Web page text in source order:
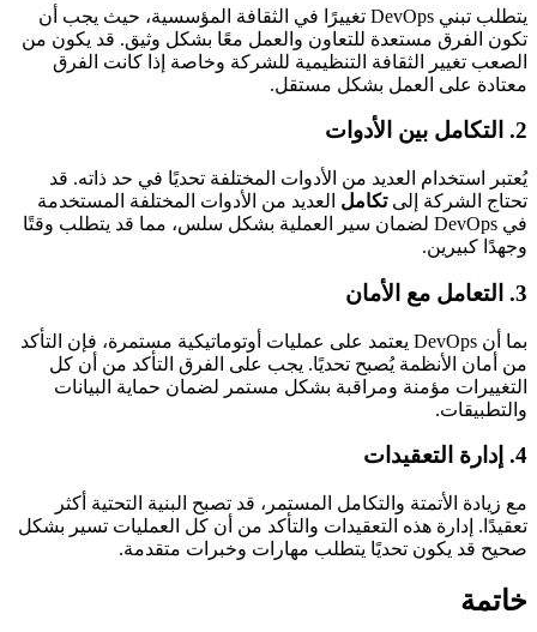
يتطلب تبني DevOps تغييرًا في الثقافة المؤسسية، حيث يجب أن
تكون الفرق مستعدة للتعاون والعمل معًا بشكل وثيق. قد يكون من
الصعب تغيير الثقافة التنظيمية للشركة وخاصة إذا كانت الفرق
معتادة على العمل بشكل مستقل.
2. التكامل بين الأدوات
يُعتبر استخدام العديد من الأدوات المختلفة تحديًا في حد ذاته. قد
تحتاج الشركة إلىتكامل العديد من الأدوات المختلفة المستخدمة
في DevOps لضمان سير العملية بشكل سلس، مما قد يتطلب وقتًا
وجهدًا كبيرين.
3. التعامل مع الأمان
بما أن DevOps يعتمد على عمليات أوتوماتيكية مستمرة، فإن التأكد
من أمان الأنظمة يُصبح تحديًا. يجب على الفرق التأكد من أن كل
التغييرات مؤمنة ومراقبة بشكل مستمر لضمان حماية البيانات
والتطبيقات.
4. إدارة التعقيدات
مع زيادة الأتمتة والتكامل المستمر، قد تصبح البنية التحتية أكثر
تعقيدًا. إدارة هذه التعقيدات والتأكد من أن كل العمليات تسير بشكل
صحيح قد يكون تحديًا يتطلب مهارات وخبرات متقدمة.
خاتمة